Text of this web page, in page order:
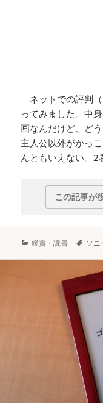
ネットでの評判
ってみました。中
画なんだけど、ど
主人公以外がかっ
んともいえない。2
この記事が
カ
鑑賞・読書
タ
ソニ